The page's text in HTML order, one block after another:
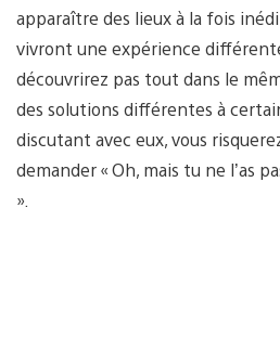
apparaître des lieux à la fois
vivront une expérience
découvrirez pas tout dans le
des solutions différentes à
discutant avec eux, vous
demander « Oh, mais tu ne l’as
».